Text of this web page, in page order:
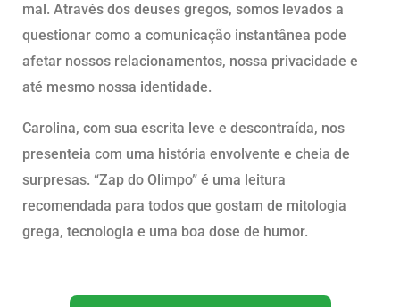
mal. Através dos deuses gregos, somos levados a
questionar como a comunicação instantânea pode
afetar nossos relacionamentos, nossa privacidade e
até mesmo nossa identidade.
Carolina, com sua escrita leve e descontraída, nos
presenteia com uma história envolvente e cheia de
surpresas. “Zap do Olimpo” é uma leitura
recomendada para todos que gostam de mitologia
grega, tecnologia e uma boa dose de humor.